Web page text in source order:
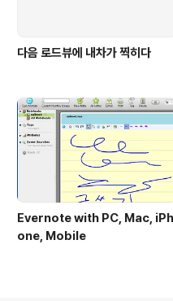
다음 로드뷰에 내차가 찍히다
Evernote with PC, Mac, iPh
one, Mobile